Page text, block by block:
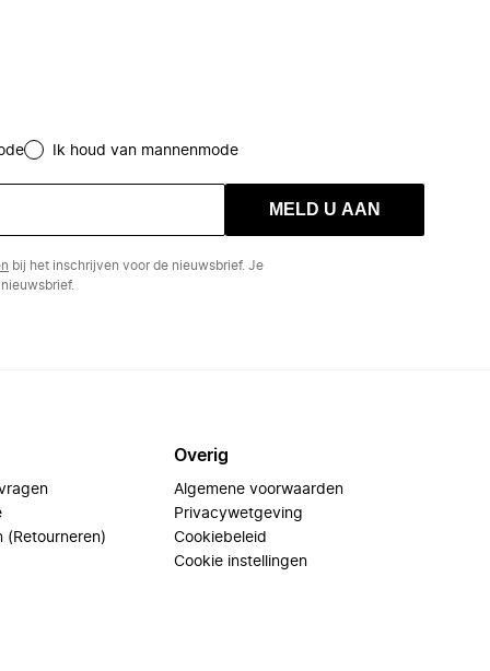
Ik houd van mannenmode
MELD U AAN
bij het inschrijven voor de nieuwsbrief. Je
(Retourneren)
Overig
Algemene voorwaarden
Privacywetgeving
Cookiebeleid
Cookie instellingen